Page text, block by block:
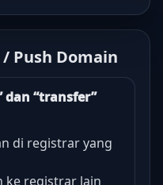
Push Domain
dan “transfer”
di registrar yang
ke registrar lain